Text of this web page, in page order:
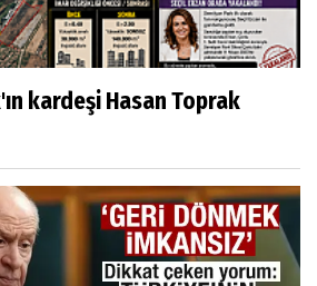
kardeşi Hasan Toprak